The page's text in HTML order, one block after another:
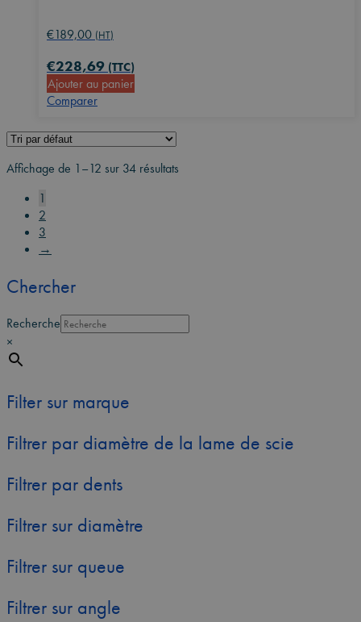
€189,00 (HT)
€228,69 (TTC)
Ajouter au panier
Comparer
Affichage de 1–12 sur 34 résultats
1
2
3
→
Chercher
Recherche
×
Filter sur marque
Filtrer par diamètre de la lame de scie
Filtrer par dents
Filtrer sur diamètre
Filtrer sur queue
Filtrer sur angle